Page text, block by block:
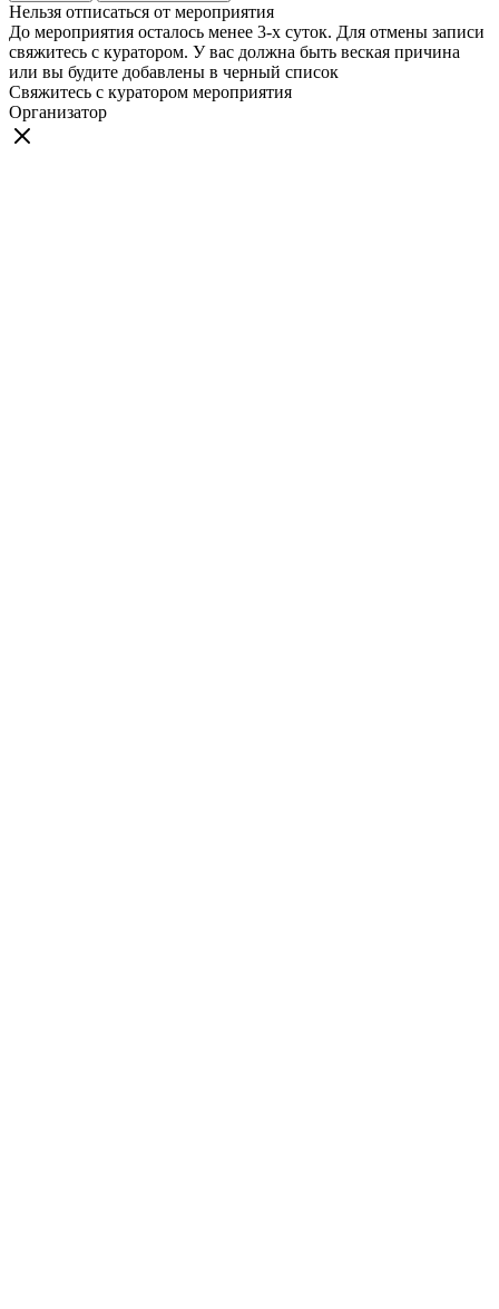
Нельзя отписаться от мероприятия
До мероприятия осталось менее 3-х суток. Для отмены записи
свяжитесь с куратором. У вас должна быть веская причина
или вы будите добавлены в черный список
Свяжитесь с куратором мероприятия
Организатор